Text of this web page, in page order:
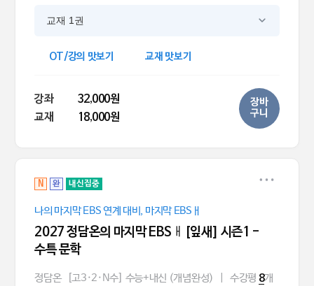
교재 1권
OT/강의 맛보기 교재 맛보기
강좌
32,000원
교재
18,000원
장바
구니
N 완 내신집중
나의 마지막 EBS 연계 대비, 마지막 EBSㅐ
2027 정담온의 마지막 EBSㅐ[잎새] 시즌1 -
수특 문학
정담온 [고3·2·N수] 수능+내신 (개념완성) 수강평 8개